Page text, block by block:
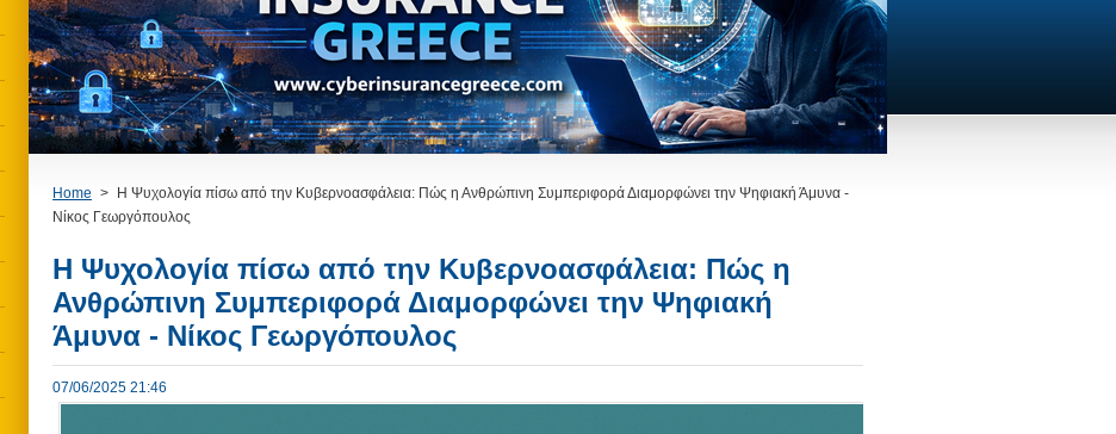
Home >
Η Ψυχολογία πίσω από την Κυβερνοασφάλεια: Πώς η Ανθρώπινη Συμπεριφορά Διαμορφώνει την Ψηφιακή Άμυνα -
Νίκος Γεωργόπουλος
Η Ψυχολογία πίσω από την Κυβερνοασφάλεια: Πώς η
Ανθρώπινη Συμπεριφορά Διαμορφώνει την Ψηφιακή
Άμυνα - Νίκος Γεωργόπουλος
07/06/2025 21:46